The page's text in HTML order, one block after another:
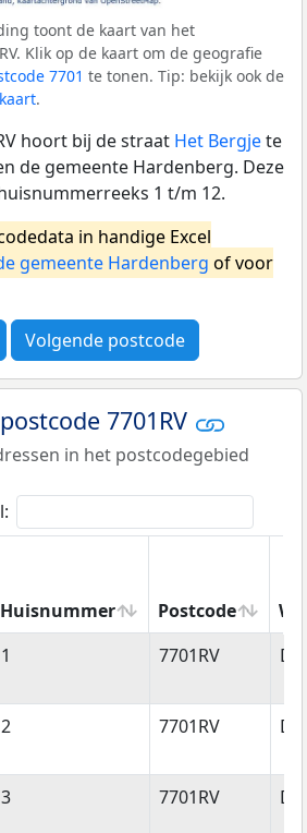
toont de kaart van het
Klik op de kaart om de geografie
7701 te tonen. Tip: bekijk ook de
.
hoort bij de straat Het Bergjete
de gemeente Hardenberg. Deze
1 t/m 12.
in handige Excel
gemeente Hardenberg of voor
Volgende postcode
7701RV
in het postcodegebied
Huisnummer Postcode
Huisnummer Postcode
1 7701RV
2 7701RV
3 7701RV